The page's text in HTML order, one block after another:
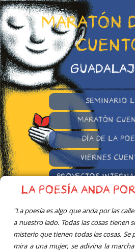
MARATÓN
SEMINARIO
MARATÓN
DÍA DE LA
VIERNES
PROYECTOS
OTRAS
LA POESÍA ANDA
"La poesía es algo que anda por las
a nuestro lado. Todas las cosas tienen
misterio que tienen todas las cosas. Se
mira a una mujer, se adivina la